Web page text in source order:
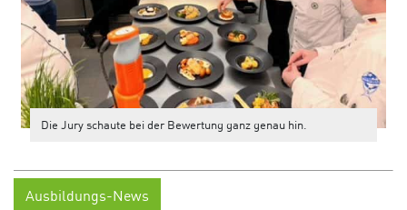
Die Jury schaute bei der Bewertung ganz genau hin.
Ausbildungs-News